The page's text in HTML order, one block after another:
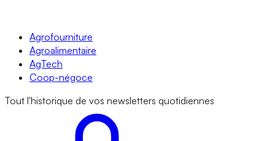
Agrofourniture
Agroalimentaire
AgTech
Coop-négoce
Tout l'historique de vos newsletters quotidiennes